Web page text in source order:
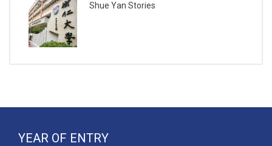
Shue Yan Stories
YEAR OF ENTRY